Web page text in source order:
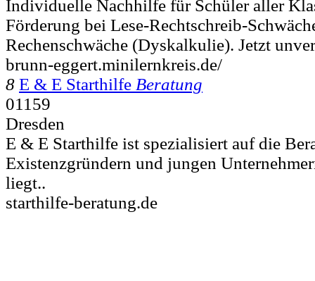
Individuelle Nachhilfe für Schüler aller
Förderung bei Lese-Rechtschreib-
Rechenschwäche (Dyskalkulie). Jetzt
brunn-eggert.minilernkreis.de/
8 E & E Starthilfe Beratung
01159
Dresden
E & E Starthilfe ist spezialisiert auf die
Existenzgründern und jungen
liegt..
starthilfe-beratung.de